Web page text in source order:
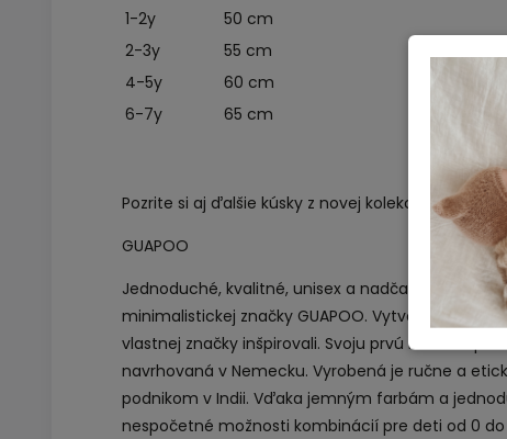
1-2y
50 cm
2-3y
55 cm
4-5y
60 cm
6-7y
65 cm
Pozrite si aj ďalšie kúsky z novej kolekcie Guapoo.
GUAPOO
Jednoduché, kvalitné, unisex a nadčasové.
minimalistickej značky GUAPOO. Vytvorila ju
vlastnej značky inšpirovali. Svoju prvú kolekciu
navrhovaná v Nemecku. Vyrobená je ručne a
podnikom v Indii. Vďaka jemným farbám a
nespočetné možnosti kombinácií pre deti od 0